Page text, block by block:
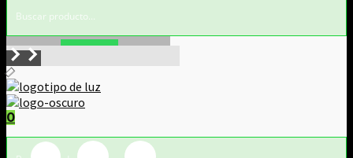
0